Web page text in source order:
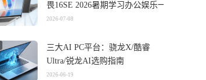
畏16SE 2026暑期学习办公娱乐一
机搞定
2026-07-08
三大AI PC平台：骁龙X/酷睿
Ultra/锐龙AI选购指南
2026-06-19